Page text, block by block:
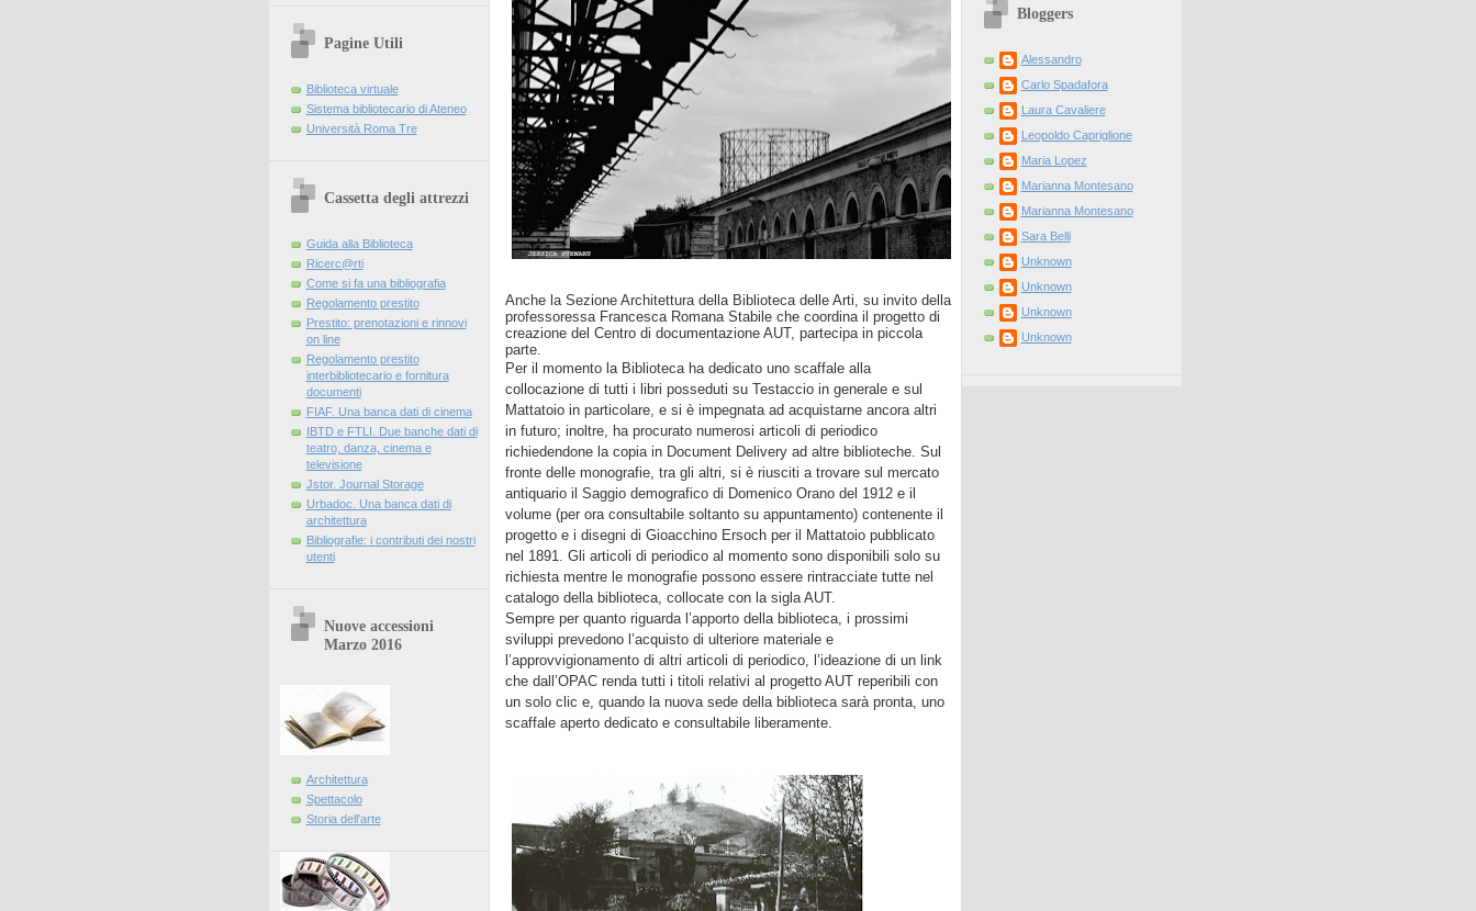
Pagine Utili
Biblioteca virtuale
Sistema bibliotecario di Ateneo
Università Roma Tre
Cassetta degli attrezzi
Guida alla Biblioteca
Ricerc@rti
Come si fa una bibliografia
Regolamento prestito
Prestito: prenotazioni e rinnovi
on line
Regolamento prestito
interbibliotecario e fornitura
documenti
FIAF. Una banca dati di cinema
IBTD e FTLI. Due banche dati di
teatro, danza, cinema e
televisione
Jstor. Journal Storage
Urbadoc. Una banca dati di
architettura
Bibliografie: i contributi dei nostri
utenti
Nuove accessioni
Marzo 2016
Architettura
Spettacolo
Storia dell'arte
Anche la Sezione Architettura della Biblioteca delle Arti, su invito della
professoressa Francesca Romana Stabile che coordina il progetto di
creazione del Centro di documentazione AUT, partecipa in piccola
parte.
Per il momento la Biblioteca ha dedicato uno scaffale alla
collocazione di tutti i libri posseduti su Testaccio in generale e sul
Mattatoio in particolare, e si è impegnata ad acquistarne ancora altri
in futuro; inoltre, ha procurato numerosi articoli di periodico
richiedendone la copia in Document Delivery ad altre biblioteche. Sul
fronte delle monografie, tra gli altri, si è riusciti a trovare sul mercato
antiquario il Saggio demografico di Domenico Orano del 1912 e il
volume (per ora consultabile soltanto su appuntamento) contenente il
progetto e i disegni di Gioacchino Ersoch per il Mattatoio pubblicato
nel 1891. Gli articoli di periodico al momento sono disponibili solo su
richiesta mentre le monografie possono essere rintracciate tutte nel
catalogo della biblioteca, collocate con la sigla AUT.
Sempre per quanto riguarda l’apporto della biblioteca, i prossimi
sviluppi prevedono l’acquisto di ulteriore materiale e
l’approvvigionamento di altri articoli di periodico, l’ideazione di un link
che dall’OPAC renda tutti i titoli relativi al progetto AUT reperibili con
un solo clic e, quando la nuova sede della biblioteca sarà pronta, uno
scaffale aperto dedicato e consultabile liberamente.
Bloggers
Alessandro
Carlo Spadafora
Laura Cavaliere
Leopoldo Capriglione
Maria Lopez
Marianna Montesano
Marianna Montesano
Sara Belli
Unknown
Unknown
Unknown
Unknown